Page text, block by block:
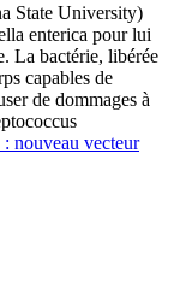
State University)
enterica pour lui
La bactérie, libérée
capables de
de dommages à
: nouveau vecteur